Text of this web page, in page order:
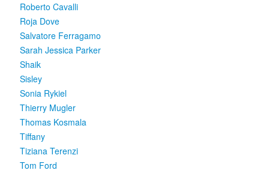
Roberto Cavalli
Roja Dove
Salvatore Ferragamo
Sarah Jessica Parker
Shaik
Sisley
Sonia Rykiel
Thierry Mugler
Thomas Kosmala
Tiffany
Tiziana Terenzi
Tom Ford